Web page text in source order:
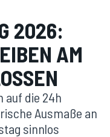
2026:
AM
auf die 24h
Ausmaße an
sinnlos